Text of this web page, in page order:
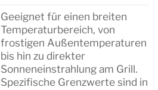
Geeignet für einen breiten
Temperaturbereich, von
frostigen Außentemperaturen
bis hin zu direkter
Sonneneinstrahlung am Grill.
Spezifische Grenzwerte sind in